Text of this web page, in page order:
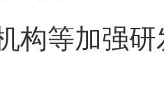
构等加强